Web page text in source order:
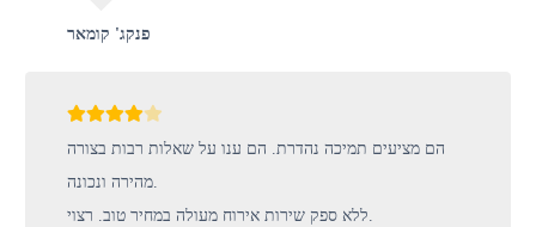
פנקג' קומאר
הם מציעים תמיכה נהדרת. הם ענו על שאלות רבות בצורה
מהירה ונכונה.
ללא ספק שירות אירוח מעולה במחיר טוב. רצוי.